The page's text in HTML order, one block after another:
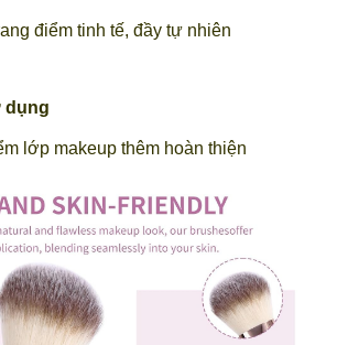
điểm tinh tế, đầy tự nhiên
dụng
lớp makeup thêm hoàn thiện